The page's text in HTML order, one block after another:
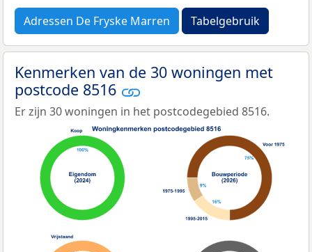
Adressen De Fryske Marren Tabelgebruik
Kenmerken van de 30 woningen met
postcode 8516
Er zijn 30 woningen in het postcodegebied 8516.